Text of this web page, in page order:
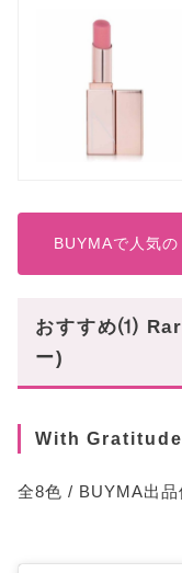
BUYMAで人気
おすすめ⑴
ー)
With
全8色 / BUYMA出